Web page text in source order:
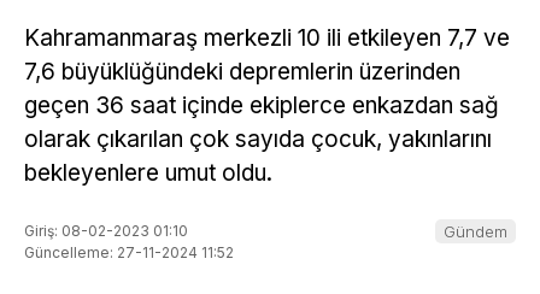
Kahramanmaraş merkezli 10 ili etkileyen 7,7 ve
7,6 büyüklüğündeki depremlerin üzerinden
geçen 36 saat içinde ekiplerce enkazdan sağ
olarak çıkarılan çok sayıda çocuk, yakınlarını
bekleyenlere umut oldu.
Giriş: 08-02-2023 01:10
Güncelleme: 27-11-2024 11:52
Gündem